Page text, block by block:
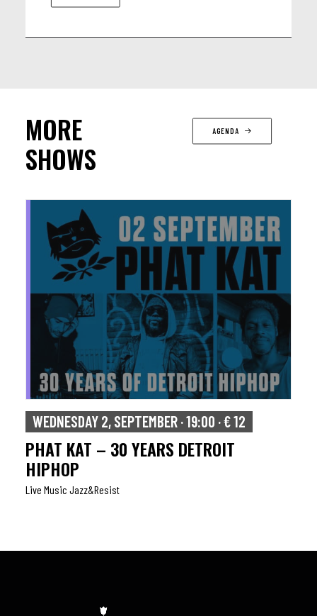
MORE
SHOWS
AGENDA
WEDNESDAY 2, SEPTEMBER · 19:00 · € 12
PHAT KAT – 30 YEARS DETROIT
HIPHOP
Live Music Jazz&resist